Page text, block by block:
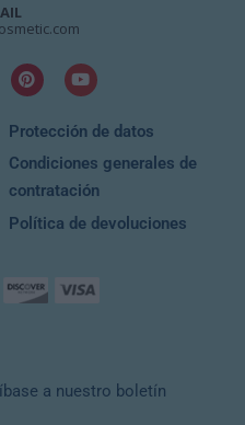
Protección de datos
Condiciones generales de
contratación
Política de devoluciones
a nuestro boletín